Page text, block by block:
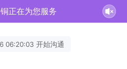
正在为您服务
06:20:03 开始沟通